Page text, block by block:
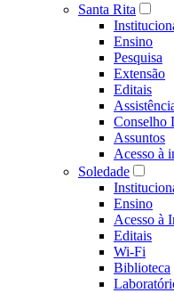
Santa Rita
Ensino
Pesquisa
Extensão
Editais
Conselho
Assuntos
Acesso à
Soledade
Ensino
Acesso à
Editais
Wi-Fi
Biblioteca